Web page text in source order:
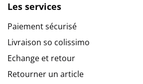
Les services
Paiement sécurisé
Livraison so colissimo
Echange et retour
Retourner un article